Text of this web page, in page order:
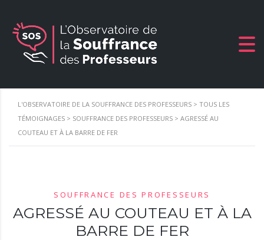
L'OBSERVATOIRE DE LA SOUFFRANCE DES PROFESSEURS > TOUS LES
TÉMOIGNAGES > SOUFFRANCE DES PROFESSEURS > AGRESSÉ AU
COUTEAU ET À LA BARRE DE FER
SOUFFRANCE DES PROFESSEURS
AGRESSÉ AU COUTEAU ET À LA
BARRE DE FER